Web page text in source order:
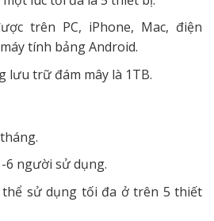
trên PC, iPhone, Mac, điện
tính bảng Android.
lưu trữ đám mây là 1TB.
6 người sử dụng.
sử dụng tối đa ở trên 5 thiết